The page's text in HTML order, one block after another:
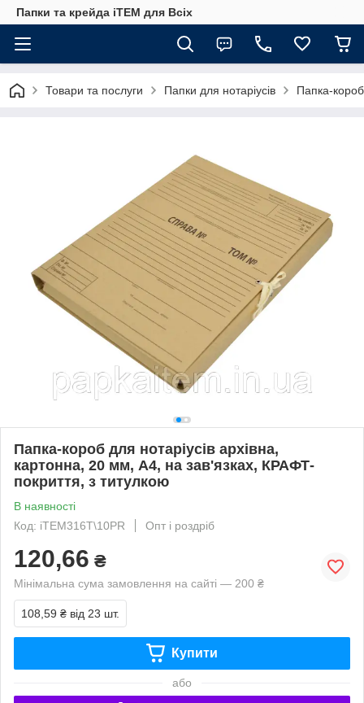
Папки та крейда iTEM для Всіх
Товари та послуги Папки для нотаріусів Папка-
Папка-короб для нотаріусів архівна,
картонна, 20 мм, А4, на зав'язках, КРАФТ-
покриття, з титулкою
В наявності
Код: iTEM316T\10PR
Опт і роздріб
120,66 ₴
Мінімальна сума замовлення на сайті — 200 ₴
108,59 ₴ від 23 шт.
Купити
або